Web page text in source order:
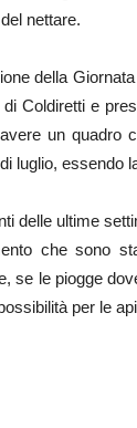
nettare.
della
Coldiretti e
un quadro
luglio, essendo
delle ultime
che sono
se le piogge
per le